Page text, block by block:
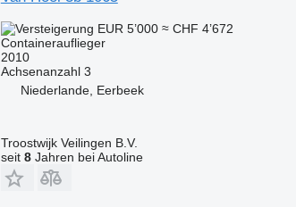
EUR 5’000 ≈ CHF 4’672
Containerauflieger
2010
Achsenanzahl 3
Niederlande, Eerbeek
Troostwijk Veilingen B.V.
seit 8Jahren bei Autoline